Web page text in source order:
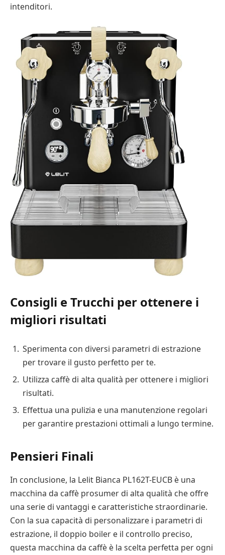
intenditori.
Consigli e Trucchi per ottenere i
migliori risultati
Sperimenta con diversi parametri di estrazione
per trovare il gusto perfetto per te.
Utilizza caffè di alta qualità per ottenere i migliori
risultati.
Effettua una pulizia e una manutenzione regolari
per garantire prestazioni ottimali a lungo termine.
Pensieri Finali
In conclusione, la Lelit Bianca PL162T-EUCB è una
macchina da caffè prosumer di alta qualità che offre
una serie di vantaggi e caratteristiche straordinarie.
Con la sua capacità di personalizzare i parametri di
estrazione, il doppio boiler e il controllo preciso,
questa macchina da caffè è la scelta perfetta per ogni